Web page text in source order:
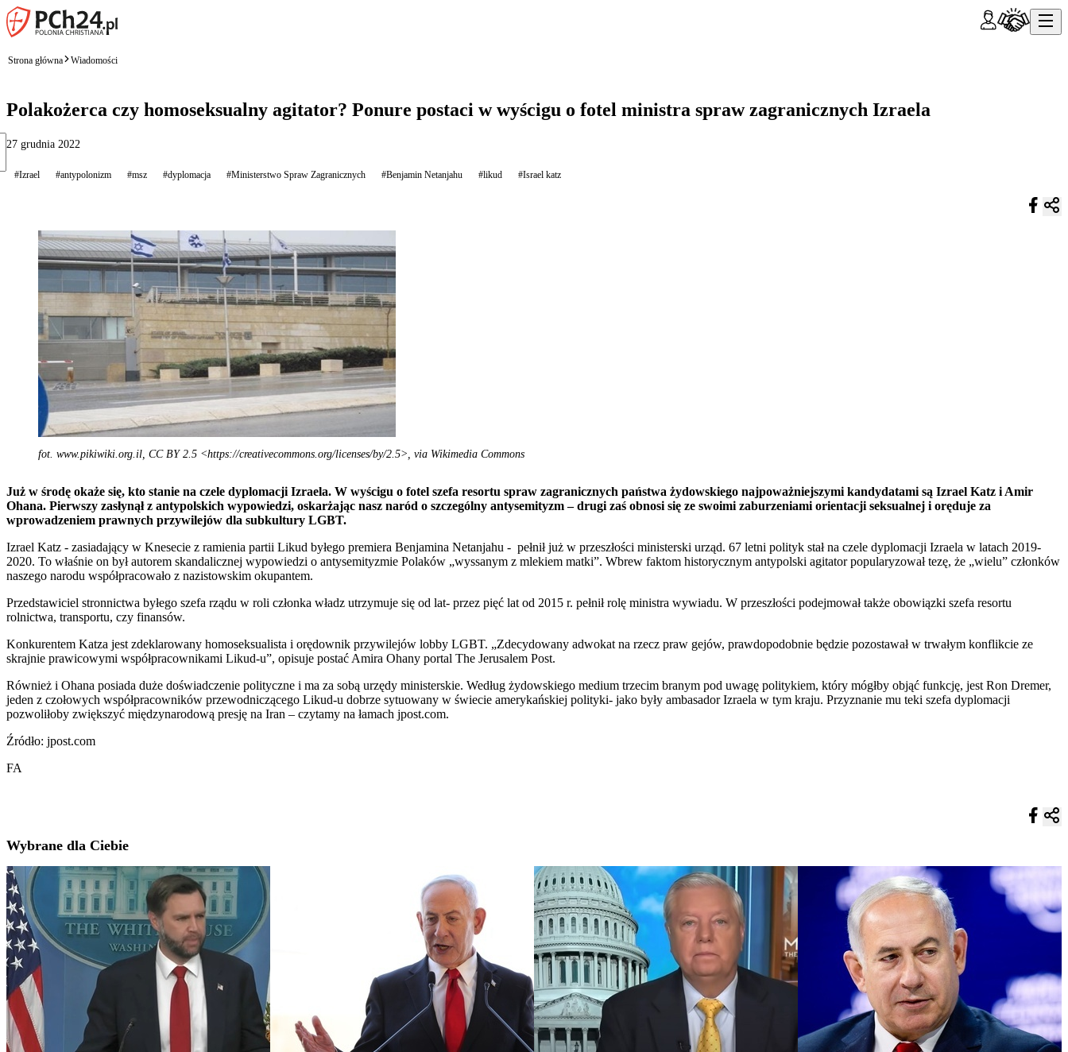
Strona główna Wiadomości
Polakożerca czy homoseksualny agitator? Ponure postaci w wyścigu o fotel ministra spraw zagranicznych Izraela
27 grudnia 2022
#Izrael #antypolonizm #msz #dyplomacja #Ministerstwo Spraw Zagranicznych #Benjamin Netanjahu #likud #Israel katz
fot. www.pikiwiki.org.il, CC BY 2.5 <https://creativecommons.org/licenses/by/2.5>, via Wikimedia Commons
Już w środę okaże się, kto stanie na czele dyplomacji Izraela. W wyścigu o fotel szefa resortu spraw zagranicznych państwa żydowskiego najpoważniejszymi kandydatami są Izrael Katz i Amir
Ohana. Pierwszy zasłynął z antypolskich wypowiedzi, oskarżając nasz naród o szczególny antysemityzm – drugi zaś obnosi się ze swoimi zaburzeniami orientacji seksualnej i oręduje za
wprowadzeniem prawnych przywilejów dla subkultury LGBT.
Izrael Katz - zasiadający w Knesecie z ramienia partii Likud byłego premiera Benjamina Netanjahu - pełnił już w przeszłości ministerski urząd. 67 letni polityk stał na czele dyplomacji Izraela w latach 2019-
2020. To właśnie on był autorem skandalicznej wypowiedzi o antysemityzmie Polaków „wyssanym z mlekiem matki”. Wbrew faktom historycznym antypolski agitator popularyzował tezę, że „wielu” członków
naszego narodu współpracowało z nazistowskim okupantem.
Przedstawiciel stronnictwa byłego szefa rządu w roli członka władz utrzymuje się od lat- przez pięć lat od 2015 r. pełnił rolę ministra wywiadu. W przeszłości podejmował także obowiązki szefa resortu
rolnictwa, transportu, czy finansów.
Konkurentem Katza jest zdeklarowany homoseksualista i orędownik przywilejów lobby LGBT. „Zdecydowany adwokat na rzecz praw gejów, prawdopodobnie będzie pozostawał w trwałym konflikcie ze
skrajnie prawicowymi współpracownikami Likud-u”, opisuje postać Amira Ohany portal The Jerusalem Post.
Również i Ohana posiada duże doświadczenie polityczne i ma za sobą urzędy ministerskie. Według żydowskiego medium trzecim branym pod uwagę politykiem, który mógłby objąć funkcję, jest Ron Dremer,
jeden z czołowych współpracowników przewodniczącego Likud-u dobrze sytuowany w świecie amerykańskiej polityki- jako były ambasador Izraela w tym kraju. Przyznanie mu teki szefa dyplomacji
pozwoliłoby zwiększyć międzynarodową presję na Iran – czytamy na łamach jpost.com.
Źródło: jpost.com
FA
Wybrane dla Ciebie